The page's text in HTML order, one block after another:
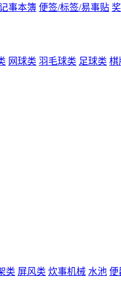
事本簿 便签/标签/易事贴
网球类 羽毛球类 足球类 棋
类 屏风类 炊事机械 水池 便